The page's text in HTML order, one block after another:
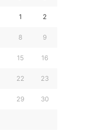
1 2
8 9
15 16
22 23
29 30